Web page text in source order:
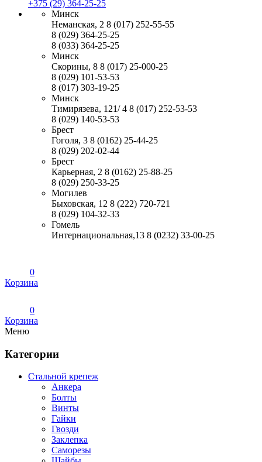
+375 (29) 364-25-25
Минск
Неманская, 2 8 (017) 252-55-55
8 (029) 364-25-25
8 (033) 364-25-25
Минск
Скорины, 8 8 (017) 25-000-25
8 (029) 101-53-53
8 (017) 303-19-25
Минск
Тимирязева, 121/ 4 8 (017) 252-53-53
8 (029) 140-53-53
Брест
Гоголя, 3 8 (0162) 25-44-25
8 (029) 202-02-44
Брест
Карьерная, 2 8 (0162) 25-88-25
8 (029) 250-33-25
Могилев
Быховская, 12 8 (222) 720-721
8 (029) 104-32-33
Гомель
Интернациональная,13 8 (0232) 33-00-25
0
Корзина
0
Корзина
Меню
Категории
Стальной крепеж
Анкера
Болты
Винты
Гайки
Гвозди
Заклепка
Саморезы